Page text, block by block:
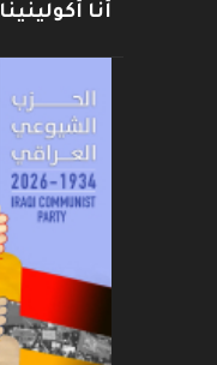
أنا أكولينينا